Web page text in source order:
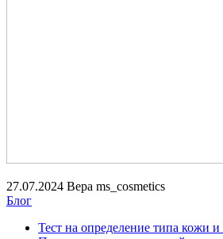
27.07.2024 Вера ms_cosmetics
Блог
Тест на определение типа кожи и